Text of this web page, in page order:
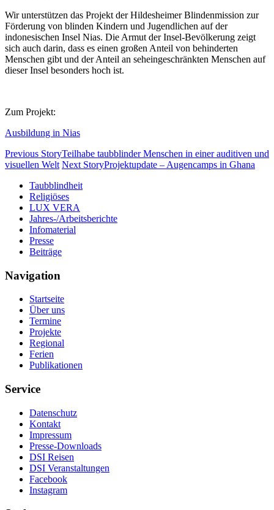
Wir unterstützen das Projekt der Hildesheimer Blindenmission zur
Förderung von blinden Kindern und Jugendlichen auf der
indonesischen Insel Nias. Die Armut der Insel-Bevölkerung zeigt
sich auch darin, dass es einen großen Anteil von behinderten
Menschen gibt und der Anteil an seheingeschränkten Menschen auf
dieser Insel besonders hoch ist.
Zum Projekt:
Ausbildung in Nias
Previous StoryTeilhabe taubblinder Menschen in einer auditiven und
visuellen Welt Next StoryProjektupdate – Augencamps in Ghana
Taubblindheit
Religiöses
LUX VERA
Jahres-/​Arbeitsberichte
Infomaterial
Presse
Beiträge
Navigation
Startseite
Über uns
Termine
Projekte
Regional
Ferien
Publikationen
Service
Datenschutz
Kontakt
Impressum
Presse-Downloads
DSI Reisen
DSI Veranstaltungen
Facebook
Instagram